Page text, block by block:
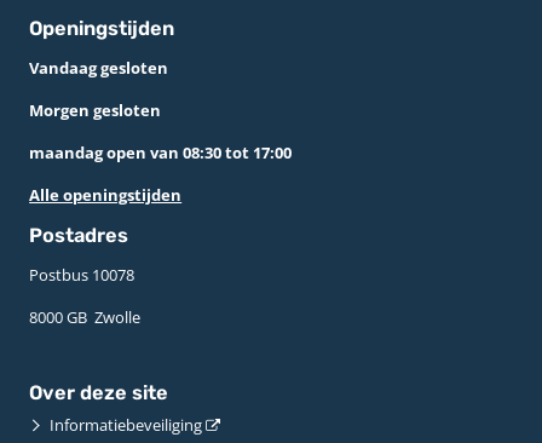
Openingstijden
Vandaag gesloten
Morgen gesloten
maandag open van 08:30 tot 17:00
Alle openingstijden
Postadres
Postbus 10078 ­
8000 GB ­ Zwolle
Over deze site
Informatiebeveiliging